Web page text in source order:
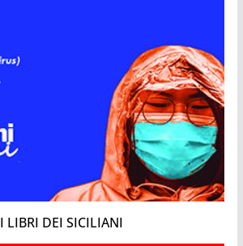
I LIBRI DEI SICILIANI